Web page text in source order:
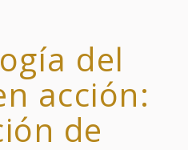
del
acción:
de